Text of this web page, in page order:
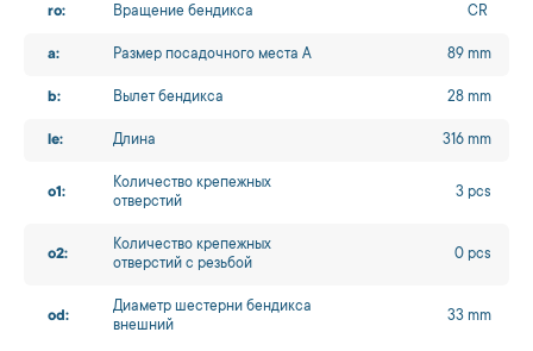
ro: Вращение бендикса CR
a: Размер посадочного места A 89 mm
b: Вылет бендикса 28 mm
le: Длина 316 mm
o1:
Количество крепежных
отверстий
3 pcs
o2:
Количество крепежных
отверстий с резьбой
0 pcs
od:
Диаметр шестерни бендикса
внешний
33 mm